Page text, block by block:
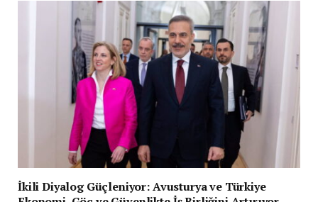
İkili Diyalog Güçleniyor: Avusturya ve Türkiye